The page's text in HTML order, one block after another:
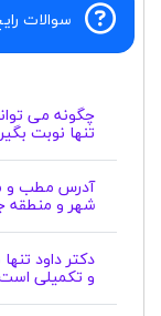
سوالات
چگونه می
تنها نوبت
آدرس مطب و
شهر و منطقه
دکتر داود
و تکمیلی